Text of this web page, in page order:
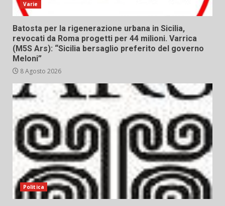
Varie
Batosta per la rigenerazione urbana in Sicilia,
revocati da Roma progetti per 44 milioni. Varrica
(M5S Ars): “Sicilia bersaglio preferito del governo
Meloni”
8 Agosto 2026
Politica